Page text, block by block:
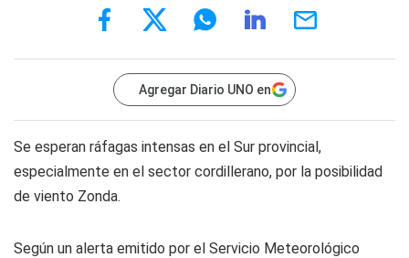
Agregar Diario UNO en
Se esperan ráfagas intensas en el Sur provincial,
especialmente en el sector cordillerano, por la posibilidad
de viento Zonda.
Según un alerta emitido por el Servicio Meteorológico